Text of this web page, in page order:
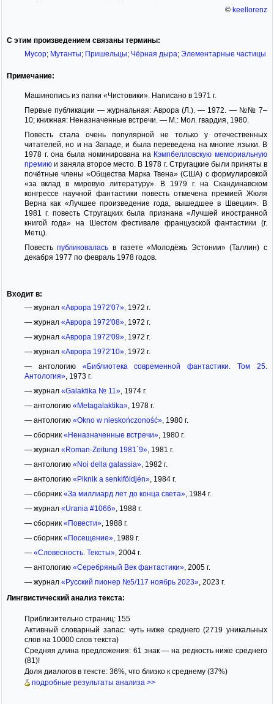
© keellorenz
С этим произведением связаны термины:
Мусор; Мутанты; Пришельцы; Чёрная дыра; Элементарные частицы
Примечание:
Машинопись из папки «Чистовики». Написано в 1971 г.
Первые публикации — журнальная: Аврора (Л.). — 1972. — №№ 7–
10; книжная: Неназначенные встречи. — М.: Мол. гвардия, 1980.
Повесть стала очень популярной не только у отечественных
читателей, но и на Западе, и была переведена на многие языки. В
1978 г. она была номинирована на Кэмпбелловскую мемориальную
премиюи заняла второе место. В 1978 г. Стругацкие были приняты в
почётные члены «Общества Марка Твена» (США) с формулировкой
«за вклад в мировую литературу». В 1979 г. на Скандинавском
конгрессе научной фантастики повесть отмечена премией Жюля
Верна как «Лучшее произведение года, вышедшее в Швеции». В
1981 г. повесть Стругацких была признана «Лучшей иностранной
книгой года» на Шестом фестивале французской фантастики (г.
Метц).
Повестьпубликовалась в газете «Молодёжь Эстонии» (Таллин) с
декабря 1977 по февраль 1978 годов.
Входит в:
— журнал «Аврора 1972'07», 1972 г.
— журнал «Аврора 1972'08», 1972 г.
— журнал «Аврора 1972'09», 1972 г.
— журнал «Аврора 1972'10», 1972 г.
— антологию «Библиотека современной фантастики. Том 25.
Антология», 1973 г.
— журнал «Galaktika № 11», 1974 г.
— антологию «Metagalaktika», 1978 г.
— антологию «Okno w nieskończoność», 1980 г.
— сборник «Неназначенные встречи», 1980 г.
— журнал «Roman-Zeitung 1981`9», 1981 г.
— антологию «Noi della galassia», 1982 г.
— антологию «Piknik a senkiföldjén», 1984 г.
— сборник «За миллиард лет до конца света», 1984 г.
— журнал «Urania #1066», 1988 г.
— сборник «Повести», 1988 г.
— сборник «Посещение», 1989 г.
— «Словесность. Тексты», 2004 г.
— антологию «Серебряный Век фантастики», 2005 г.
— журнал «Русский пионер №5/117 ноябрь 2023», 2023 г.
Лингвистический анализ текста:
Приблизительно страниц: 155
Активный словарный запас: чуть ниже среднего (2719 уникальных
слов на 10000 слов текста)
Средняя длина предложения: 61 знак — на редкость ниже среднего
(81)!
Доля диалогов в тексте: 36%, что близко к среднему (37%)
подробные результаты анализа >>